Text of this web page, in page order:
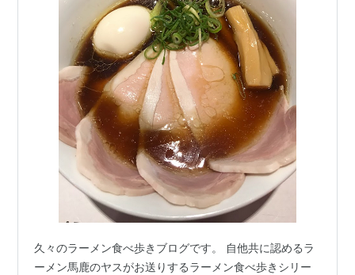
久々のラーメン食べ歩きブログです。 自他共に認めるラ
ーメン馬鹿のヤスがお送りするラーメン食べ歩きシリー